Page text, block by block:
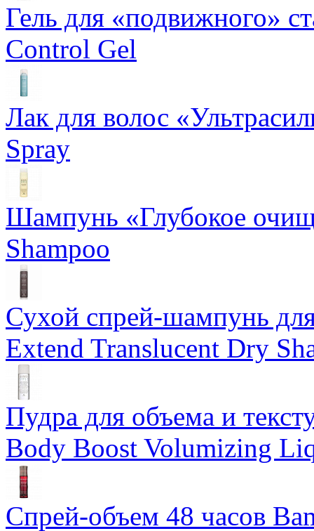
Гель для «подвижного»
Control Gel
Лак для волос
Spray
Шампунь «Глубокое
Shampoo
Сухой спрей-шампунь
Extend Translucent Dry
Пудра для объема и
Body Boost Volumizing
Спрей-объем 48 часов